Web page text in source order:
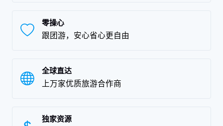
零操心
跟团游，安心省心更自由
全球直达
上万家优质旅游合作商
独家资源